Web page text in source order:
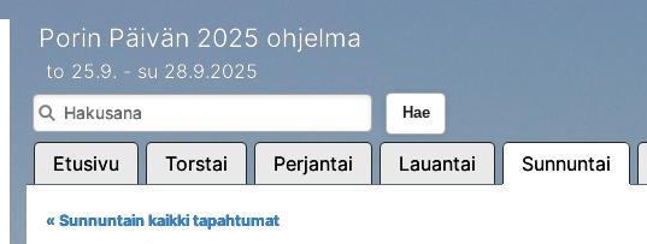
Porin Päivän 2025 ohjelma
to 25.9. - su 28.9.2025
Hae
Etusivu Torstai Perjantai Lauantai Sunnuntai
« Sunnuntain kaikki tapahtumat